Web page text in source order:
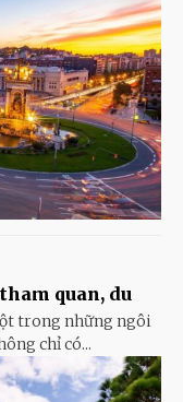
quan, du
trong những ngôi
chỉ có...